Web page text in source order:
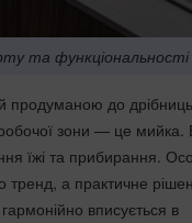
та функціональності
продуманою до
зони — це мийка.
їжі та прибирання.
тренд, а практичне
вписується в